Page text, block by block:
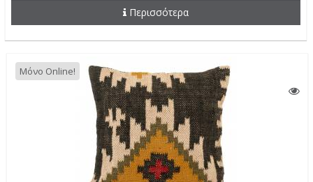
Περισσότερα
Μόνο Online!